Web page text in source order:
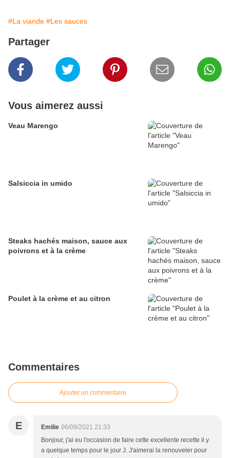
#La viande #Les sauces
Partager
Vous aimerez aussi
Veau Marengo
Salsiccia in umido
Steaks hachés maison, sauce aux
poivrons et à la crème
Poulet à la crème et au citron
Commentaires
Ajouter un commentaire
E Emilie 06/09/2021 21:33
Bonjour, j'ai eu l'occasion de faire cette excellente recette il y
a quelque temps pour le jour J. J'aimerai la renouveler pour